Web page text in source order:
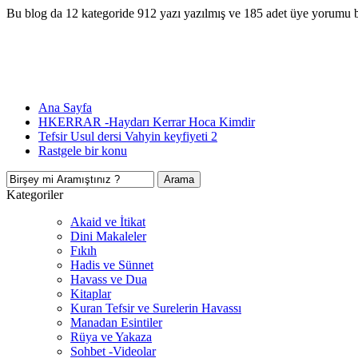
Bu blog da 12 kategoride 912 yazı yazılmış ve 185 adet üye yorumu
Ana Sayfa
HKERRAR -Haydarı Kerrar Hoca Kimdir
Tefsir Usul dersi Vahyin keyfiyeti 2
Rastgele bir konu
Kategoriler
Akaid ve İtikat
Dini Makaleler
Fıkıh
Hadis ve Sünnet
Havass ve Dua
Kitaplar
Kuran Tefsir ve Surelerin Havassı
Manadan Esintiler
Rüya ve Yakaza
Sohbet -Videolar